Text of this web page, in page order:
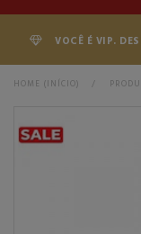
VOCÊ É VIP.
HOME (INÍCIO) >